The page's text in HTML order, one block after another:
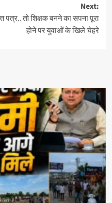
Next:
पत्र.. तो शिक्षक बनने का सपना पूरा
होने पर युवाओं के खिले चेहरे